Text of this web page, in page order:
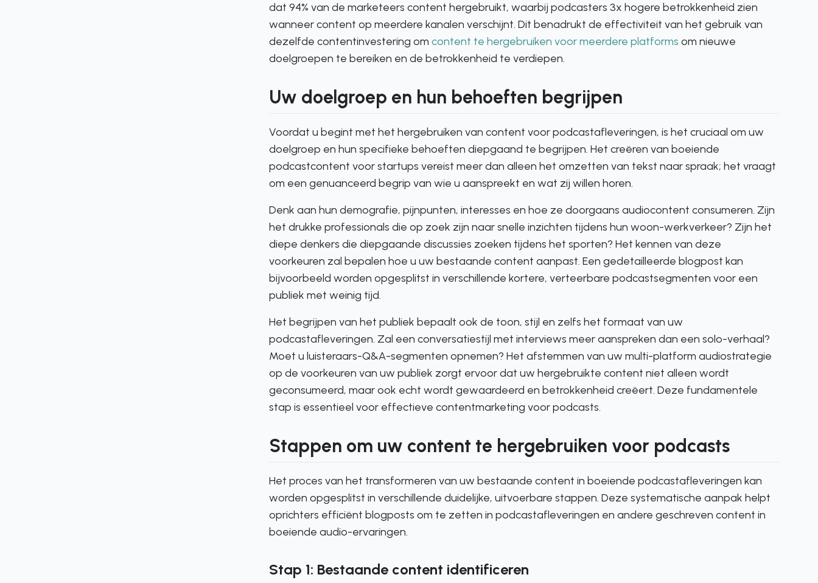
dat 94% van de marketeers content hergebruikt, waarbij podcasters 3x hogere betrokkenheid zien
wanneer content op meerdere kanalen verschijnt. Dit benadrukt de effectiviteit van het gebruik van
dezelfde contentinvestering om content te hergebruiken voor meerdere platforms om nieuwe
doelgroepen te bereiken en de betrokkenheid te verdiepen.
Uw doelgroep en hun behoeften begrijpen
Voordat u begint met het hergebruiken van content voor podcastafleveringen, is het cruciaal om uw
doelgroep en hun specifieke behoeften diepgaand te begrijpen. Het creëren van boeiende
podcastcontent voor startups vereist meer dan alleen het omzetten van tekst naar spraak; het vraagt
om een genuanceerd begrip van wie u aanspreekt en wat zij willen horen.
Denk aan hun demografie, pijnpunten, interesses en hoe ze doorgaans audiocontent consumeren. Zijn
het drukke professionals die op zoek zijn naar snelle inzichten tijdens hun woon-werkverkeer? Zijn het
diepe denkers die diepgaande discussies zoeken tijdens het sporten? Het kennen van deze
voorkeuren zal bepalen hoe u uw bestaande content aanpast. Een gedetailleerde blogpost kan
bijvoorbeeld worden opgesplitst in verschillende kortere, verteerbare podcastsegmenten voor een
publiek met weinig tijd.
Het begrijpen van het publiek bepaalt ook de toon, stijl en zelfs het formaat van uw
podcastafleveringen. Zal een conversatiestijl met interviews meer aanspreken dan een solo-verhaal?
Moet u luisteraars-Q&A-segmenten opnemen? Het afstemmen van uw multi-platform audiostrategie
op de voorkeuren van uw publiek zorgt ervoor dat uw hergebruikte content niet alleen wordt
geconsumeerd, maar ook echt wordt gewaardeerd en betrokkenheid creëert. Deze fundamentele
stap is essentieel voor effectieve contentmarketing voor podcasts.
Stappen om uw content te hergebruiken voor podcasts
Het proces van het transformeren van uw bestaande content in boeiende podcastafleveringen kan
worden opgesplitst in verschillende duidelijke, uitvoerbare stappen. Deze systematische aanpak helpt
oprichters efficiënt blogposts om te zetten in podcastafleveringen en andere geschreven content in
boeiende audio-ervaringen.
Stap 1: Bestaande content identificeren